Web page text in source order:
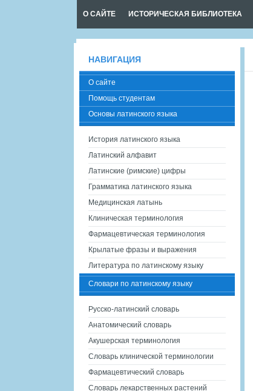
О САЙТЕ ИСТОРИЧЕСКАЯ БИБЛИОТЕКА
НАВИГАЦИЯ
О сайте
Помощь студентам
Основы латинского языка
История латинского языка
Латинский алфавит
Латинские (римские) цифры
Грамматика латинского языка
Медицинская латынь
Клиническая терминология
Фармацевтическая терминология
Крылатые фразы и выражения
Литература по латинскому языку
Словари по латинскому языку
Русско-латинский словарь
Анатомический словарь
Акушерская терминология
Словарь клинической терминологии
Фармацевтический словарь
Словарь лекарственных растений